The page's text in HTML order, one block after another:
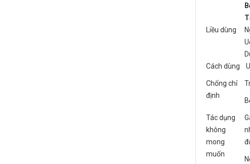
Liều dùng
Cách dùng
Chống chỉ
định
Tác dụng
không
mong
muốn